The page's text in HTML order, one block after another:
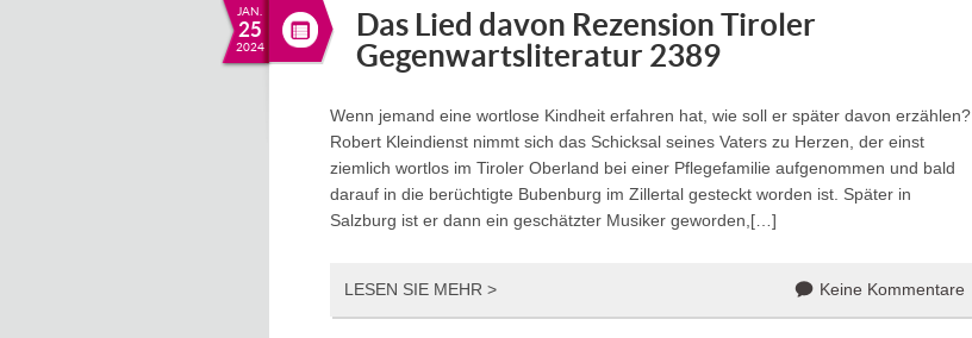
JAN.
25
2024
Das Lied davon Rezension Tiroler
Gegenwartsliteratur 2389
Wenn jemand eine wortlose Kindheit erfahren hat, wie soll er später davon erzählen?
Robert Kleindienst nimmt sich das Schicksal seines Vaters zu Herzen, der einst
ziemlich wortlos im Tiroler Oberland bei einer Pflegefamilie aufgenommen und bald
darauf in die berüchtigte Bubenburg im Zillertal gesteckt worden ist. Später in
Salzburg ist er dann ein geschätzter Musiker geworden,[…]
LESEN SIE MEHR > Keine Kommentare